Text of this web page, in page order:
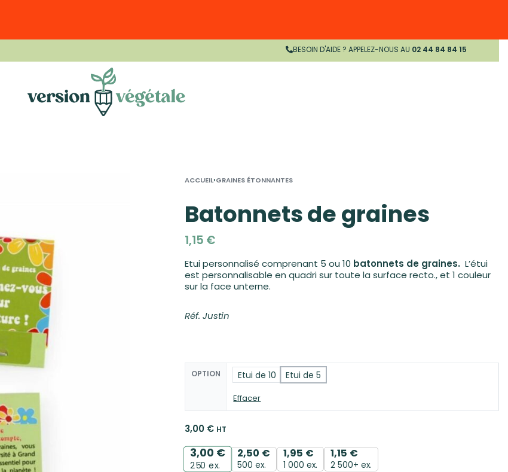
BESOIN D'AIDE ? APPELEZ-NOUS AU 02 44 84 84 15
ACCUEIL›GRAINES ÉTONNANTES
Batonnets de graines
1,15 €
Etui personnalisé comprenant 5 ou 10 batonnets de graines. L’étui
est personnalisable en quadri sur toute la surface recto., et 1 couleur
sur la face unterne.
Réf. Justin
OPTION Etui de 10 Etui de 5
Effacer
3,00 € HT
3,00 €
250 ex.
2,50 €
500 ex.
1,95 €
1 000 ex.
1,15 €
2 500+ ex.